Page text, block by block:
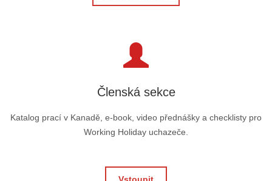
Členská sekce
Katalog prací v Kanadě, e-book, video přednášky a checklisty pro
Working Holiday uchazeče.